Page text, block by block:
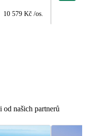
10 579 Kč /os.
našich partnerů